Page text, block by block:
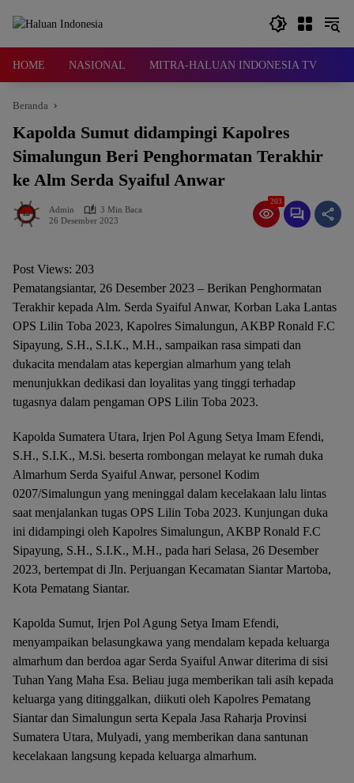
HOME NASIONAL MITRA-HALUAN INDONESIA TV
Beranda
Kapolda Sumut didampingi Kapolres
Simalungun Beri Penghormatan Terakhir
ke Alm Serda Syaiful Anwar
Admin
3 Min Baca
26 Desember 2023
203
Post Views: 203
Pematangsiantar, 26 Desember 2023 – Berikan Penghormatan
Terakhir kepada Alm. Serda Syaiful Anwar, Korban Laka Lantas
OPS Lilin Toba 2023, Kapolres Simalungun, AKBP Ronald F.C
Sipayung, S.H., S.I.K., M.H., sampaikan rasa simpati dan
dukacita mendalam atas kepergian almarhum yang telah
menunjukkan dedikasi dan loyalitas yang tinggi terhadap
tugasnya dalam pengaman OPS Lilin Toba 2023.
Kapolda Sumatera Utara, Irjen Pol Agung Setya Imam Efendi,
S.H., S.I.K., M.Si. beserta rombongan melayat ke rumah duka
Almarhum Serda Syaiful Anwar, personel Kodim
0207/Simalungun yang meninggal dalam kecelakaan lalu lintas
saat menjalankan tugas OPS Lilin Toba 2023. Kunjungan duka
ini didampingi oleh Kapolres Simalungun, AKBP Ronald F.C
Sipayung, S.H., S.I.K., M.H., pada hari Selasa, 26 Desember
2023, bertempat di Jln. Perjuangan Kecamatan Siantar Martoba,
Kota Pematang Siantar.
Kapolda Sumut, Irjen Pol Agung Setya Imam Efendi,
menyampaikan belasungkawa yang mendalam kepada keluarga
almarhum dan berdoa agar Serda Syaiful Anwar diterima di sisi
Tuhan Yang Maha Esa. Beliau juga memberikan tali asih kepada
keluarga yang ditinggalkan, diikuti oleh Kapolres Pematang
Siantar dan Simalungun serta Kepala Jasa Raharja Provinsi
Sumatera Utara, Mulyadi, yang memberikan dana santunan
kecelakaan langsung kepada keluarga almarhum.